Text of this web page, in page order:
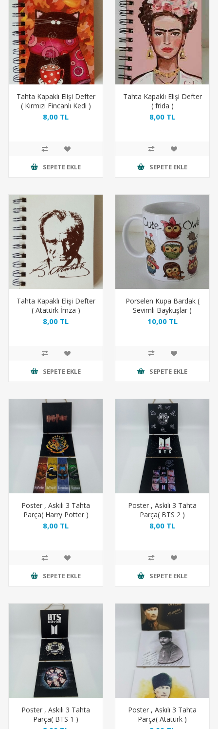
Tahta Kapaklı Elişi Defter
( Kırmızı Fincanlı Kedi )
8,00 TL
SEPETE EKLE
Tahta Kapaklı Elişi Defter
( frida )
8,00 TL
SEPETE EKLE
Tahta Kapaklı Elişi Defter
( Atatürk İmza )
8,00 TL
SEPETE EKLE
Porselen Kupa Bardak (
Sevimli Baykuşlar )
10,00 TL
SEPETE EKLE
Poster , Askılı 3 Tahta
Parça( Harry Potter )
8,00 TL
SEPETE EKLE
Poster , Askılı 3 Tahta
Parça( BTS 2 )
8,00 TL
SEPETE EKLE
Poster , Askılı 3 Tahta
Parça( BTS 1 )
Poster , Askılı 3 Tahta
Parça( Atatürk )